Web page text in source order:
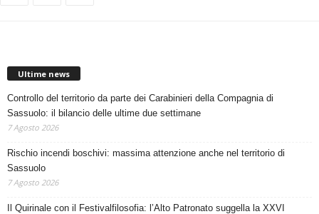
Ultime news
Controllo del territorio da parte dei Carabinieri della Compagnia di
Sassuolo: il bilancio delle ultime due settimane
7 Agosto 2026
Rischio incendi boschivi: massima attenzione anche nel territorio di
Sassuolo
7 Agosto 2026
Il Quirinale con il Festivalfilosofia: l’Alto Patronato suggella la XXVI